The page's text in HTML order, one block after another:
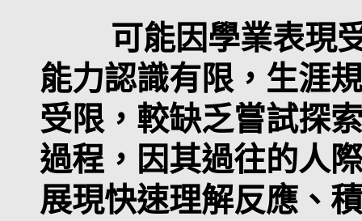
可能因學業表現受
能力認識有限，生涯
受限，較缺乏嘗試探
過程，因其過往的人
展現快速理解反應、